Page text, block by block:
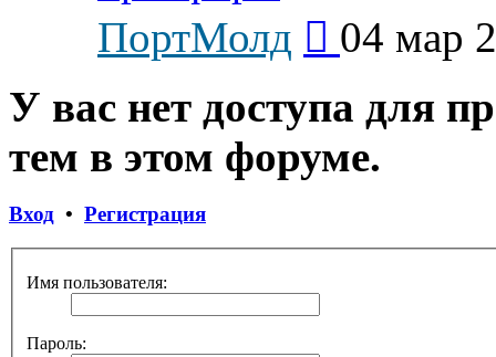
ПортМолд
последнему
04 мар
У вас нет доступа для
тем в этом форуме.
Вход • Регистрация
Имя пользователя:
Пароль: